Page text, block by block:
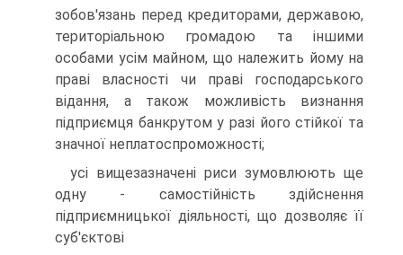
зобов'язань перед кредиторами, державою,
територіальною громадою та іншими
особами усім майном, що належить йому на
праві власності чи праві господарського
відання, а також можливість визнання
підприємця банкрутом у разі його стійкої та
значної неплатоспроможності;
усі вищезазначені риси зумовлюють ще
одну - самостійність здійснення
підприємницької діяльності, що дозволяє її
суб'єктові